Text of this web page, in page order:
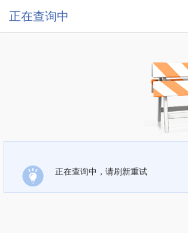
正在查询中
正在查询中，请刷新重试